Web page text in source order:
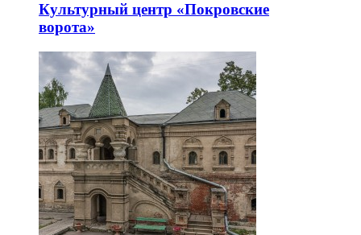
Культурный центр «Покровские
ворота»